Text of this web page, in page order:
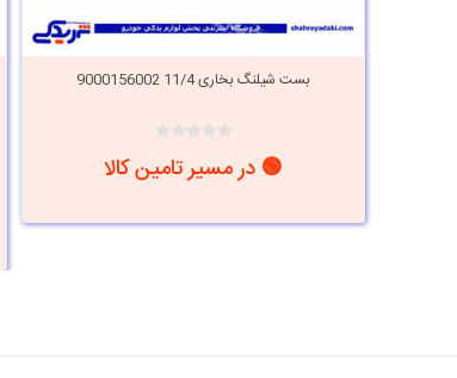
بست شیلنگ بخاری 11/4 9000156002
🟢 در مسیر تامین کالا